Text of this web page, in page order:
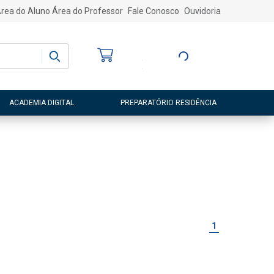
do Aluno Área do Professor Fale Conosco Ouvidoria
Entre ou Cadastre-
ACADEMIA DIGITAL PREPARATÓRIO RESIDÊNCIA
1